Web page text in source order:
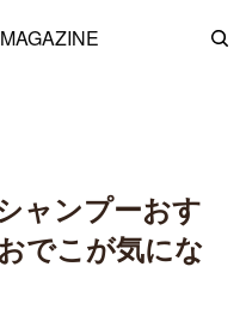
ャンプーおす
でこが気にな